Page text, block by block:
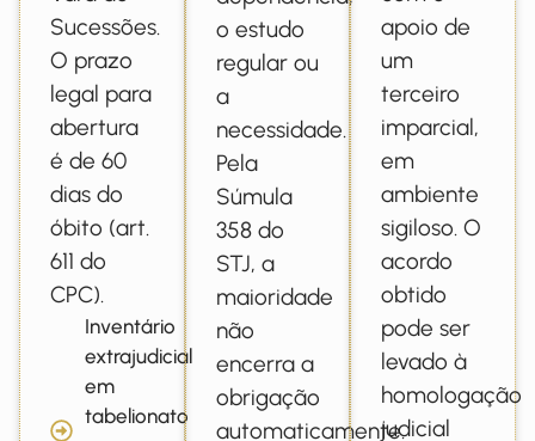
Sucessões.
O prazo
legal para
abertura
é de 60
dias do
óbito (art.
611 do
CPC).
Inventário
extrajudicial
em
tabelionato
o estudo
regular ou
a
necessidade.
Pela
Súmula
358 do
STJ, a
maioridade
não
encerra a
obrigação
automaticamente.
apoio de
um
terceiro
imparcial,
em
ambiente
sigiloso. O
acordo
obtido
pode ser
levado à
homologação
judicial